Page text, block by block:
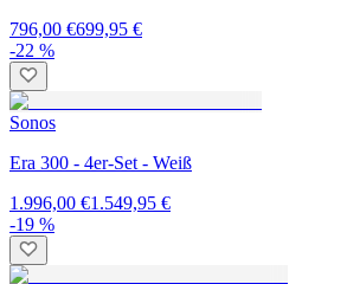
796,00 €699,95 €
-22 %
Sonos
Era 300 - 4er-Set - Weiß
1.996,00 €1.549,95 €
-19 %